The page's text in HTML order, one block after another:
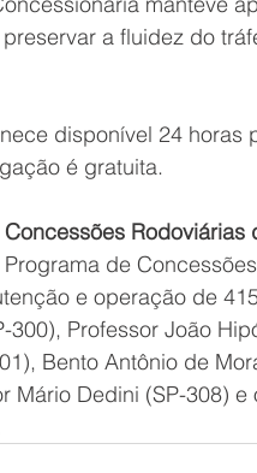
a fluidez do
disponível 24 horas
é gratuita.
Rodoviárias
de
e operação de
Professor João
Bento Antônio de
Mário Dedini (SP-308)